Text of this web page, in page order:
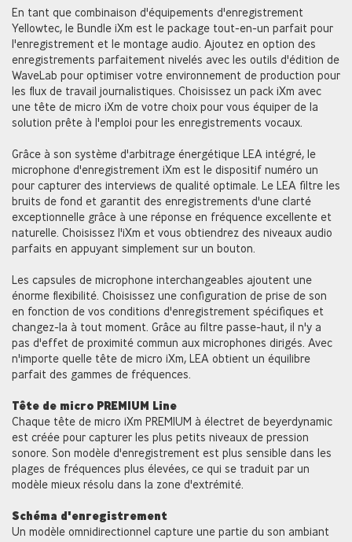
En tant que combinaison d'équipements d'enregistrement
Yellowtec, le Bundle iXm est le package tout-en-un parfait pour
l'enregistrement et le montage audio. Ajoutez en option des
enregistrements parfaitement nivelés avec les outils d'édition de
WaveLab pour optimiser votre environnement de production pour
les flux de travail journalistiques. Choisissez un pack iXm avec
une tête de micro iXm de votre choix pour vous équiper de la
solution prête à l'emploi pour les enregistrements vocaux.
Grâce à son système d'arbitrage énergétique LEA intégré, le
microphone d'enregistrement iXm est le dispositif numéro un
pour capturer des interviews de qualité optimale. Le LEA filtre les
bruits de fond et garantit des enregistrements d'une clarté
exceptionnelle grâce à une réponse en fréquence excellente et
naturelle. Choisissez l'iXm et vous obtiendrez des niveaux audio
parfaits en appuyant simplement sur un bouton.
Les capsules de microphone interchangeables ajoutent une
énorme flexibilité. Choisissez une configuration de prise de son
en fonction de vos conditions d'enregistrement spécifiques et
changez-la à tout moment. Grâce au filtre passe-haut, il n'y a
pas d'effet de proximité commun aux microphones dirigés. Avec
n'importe quelle tête de micro iXm, LEA obtient un équilibre
parfait des gammes de fréquences.
Tête de micro PREMIUM Line
Chaque tête de micro iXm PREMIUM à électret de beyerdynamic
est créée pour capturer les plus petits niveaux de pression
sonore. Son modèle d'enregistrement est plus sensible dans les
plages de fréquences plus élevées, ce qui se traduit par un
modèle mieux résolu dans la zone d'extrémité.
Schéma d'enregistrement
Un modèle omnidirectionnel capture une partie du son ambiant